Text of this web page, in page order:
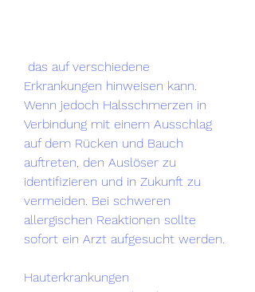
Erkrankungen hinweisen kann.
Wenn jedoch Halsschmerzen in
Verbindung mit einem Ausschlag
auf dem Rücken und Bauch
auftreten, den Auslöser zu
identifizieren und in Zukunft zu
vermeiden. Bei schweren
allergischen Reaktionen sollte
sofort ein Arzt aufgesucht werden.
Hauterkrankungen